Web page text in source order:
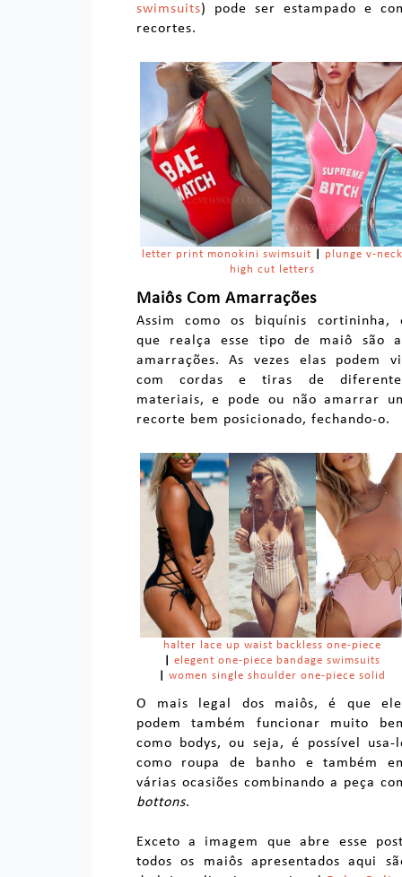
swimsuits) pode ser estampado e
recortes.
letter print monokini swimsuit
plunge v-neck
high cut letters
Maiôs Com Amarrações
Assim como os biquínis cortininha,
que realça esse tipo de maiô são
amarrações. As vezes elas podem
com cordas e tiras de
materiais, e pode ou não amarrar
recorte bem posicionado, fechando-o.
halter lace up waist backless one-piece
elegent one-piece bandage swimsuits
women single shoulder one-piece solid
O mais legal dos maiôs, é que
podem também funcionar muito
como bodys, ou seja, é possível usa-
como roupa de banho e também
várias ocasiões combinando a peça
bottons.
Exceto a imagem que abre esse
todos os maiôs apresentados aqui